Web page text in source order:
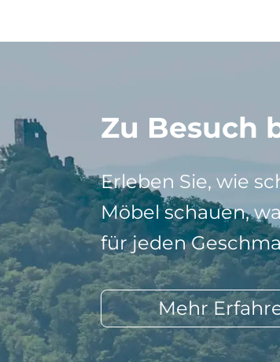
Zu Besuch
Erleben Sie, wie
Möbel schauen,
für jeden
Mehr